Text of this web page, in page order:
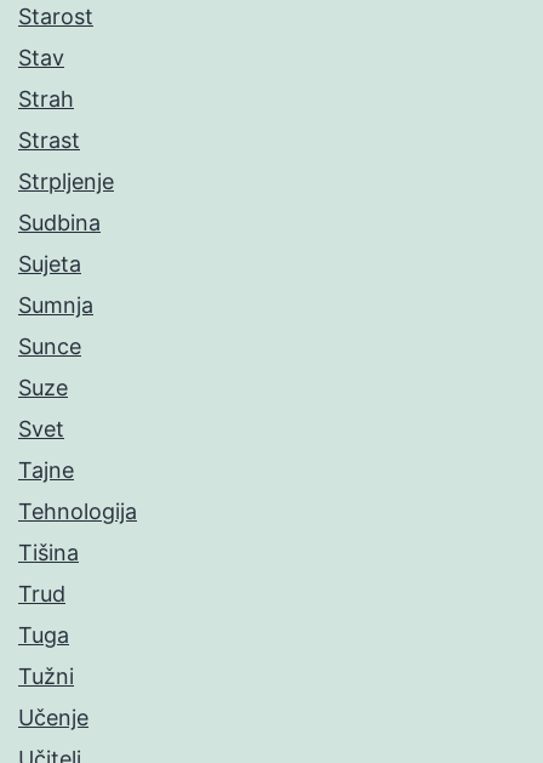
Starost
Stav
Strah
Strast
Strpljenje
Sudbina
Sujeta
Sumnja
Sunce
Suze
Svet
Tajne
Tehnologija
Tišina
Trud
Tuga
Tužni
Učenje